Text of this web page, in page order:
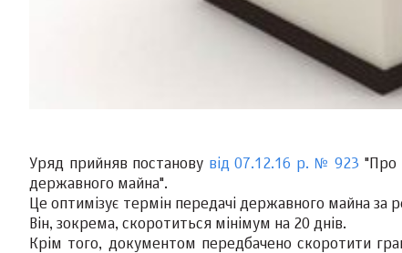
Уряд прийняв постанову від 07.12.16 р. № 923 "Про
державного майна".
Це оптимізує термін передачі державного майна за
Він, зокрема, скоротиться мінімум на 20 днів.
Крім того, документом передбачено скоротити